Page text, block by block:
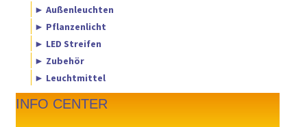
► Außenleuchten
► Pflanzenlicht
► LED Streifen
► Zubehör
► Leuchtmittel
INFO CENTER